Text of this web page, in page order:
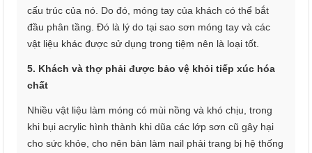
cấu trúc của nó. Do đó, móng tay của khách có thể bắt
đầu phân tầng. Đó là lý do tại sao sơn móng tay và các
vật liệu khác được sử dụng trong tiệm nên là loại tốt.
5. Khách và thợ phải được bảo vệ khỏi tiếp xúc hóa
chất
Nhiều vật liệu làm móng có mùi nồng và khó chịu, trong
khi bụi acrylic hình thành khi dũa các lớp sơn cũ gây hại
cho sức khỏe, cho nên bàn làm nail phải trang bị hệ thống